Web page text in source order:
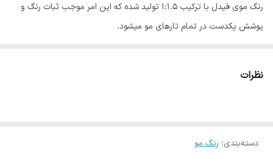
رنگ موی فیدل با ترکیب 1:1.5 تولید شده که این امر موجب ثبات رنگ و
پوشش یکدست در تمام تارهای مو میشود.
نظرات
دسته‌بندی: رنگ مو